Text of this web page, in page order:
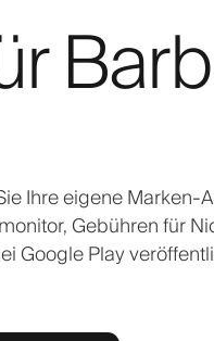
Ihre eigene
Gebühren für
Google Play